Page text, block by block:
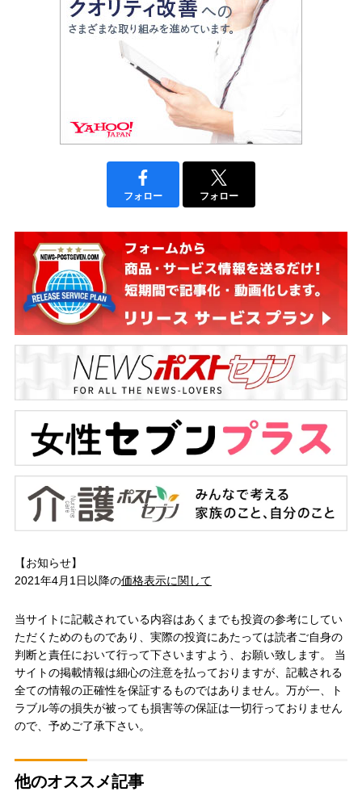
フォロー フォロー
【お知らせ】
2021年4月1日以降の価格表示に関して
当サイトに記載されている内容はあくまでも投資の参考にしてい
ただくためのものであり、実際の投資にあたっては読者ご自身の
判断と責任において行って下さいますよう、お願い致します。 当
サイトの掲載情報は細心の注意を払っておりますが、記載される
全ての情報の正確性を保証するものではありません。万が一、ト
ラブル等の損失が被っても損害等の保証は一切行っておりません
ので、予めご了承下さい。
他のオススメ記事